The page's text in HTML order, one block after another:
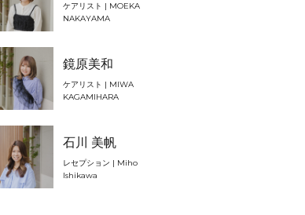
ケアリスト | MOEKA
NAKAYAMA
鏡原美和
ケアリスト | MIWA
KAGAMIHARA
石川 美帆
レセプション | Miho
Ishikawa